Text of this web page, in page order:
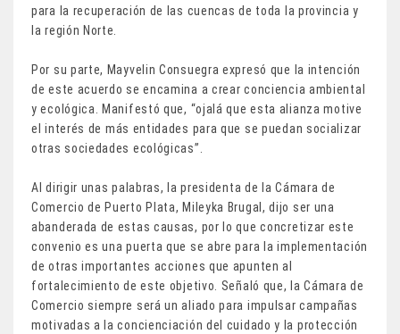
para la recuperación de las cuencas de toda la provincia y
la región Norte.
Por su parte, Mayvelin Consuegra expresó que la intención
de este acuerdo se encamina a crear conciencia ambiental
y ecológica. Manifestó que, “ojalá que esta alianza motive
el interés de más entidades para que se puedan socializar
otras sociedades ecológicas”.
Al dirigir unas palabras, la presidenta de la Cámara de
Comercio de Puerto Plata, Mileyka Brugal, dijo ser una
abanderada de estas causas, por lo que concretizar este
convenio es una puerta que se abre para la implementación
de otras importantes acciones que apunten al
fortalecimiento de este objetivo. Señaló que, la Cámara de
Comercio siempre será un aliado para impulsar campañas
motivadas a la concienciación del cuidado y la protección